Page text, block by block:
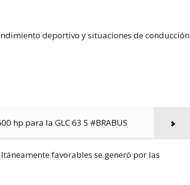
deportivo y situaciones de conducción
hp para la GLC 63 S #BRABUS
favorables se generó por las